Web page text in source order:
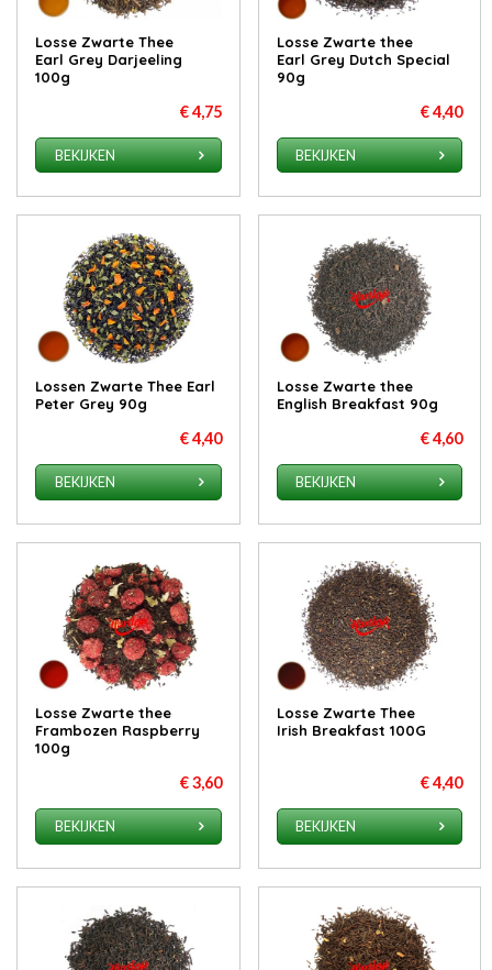
Losse Zwarte Thee
Earl Grey Darjeeling
100g
€ 4,75
BEKIJKEN
Losse Zwarte thee
Earl Grey Dutch Special
90g
€ 4,40
BEKIJKEN
Lossen Zwarte Thee Earl
Peter Grey 90g
€ 4,40
BEKIJKEN
Losse Zwarte thee
English Breakfast 90g
€ 4,60
BEKIJKEN
Losse Zwarte thee
Frambozen Raspberry
100g
€ 3,60
BEKIJKEN
Losse Zwarte Thee
Irish Breakfast 100G
€ 4,40
BEKIJKEN